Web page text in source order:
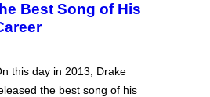
Best Song of His
this day in 2013, Drake
the best song of his